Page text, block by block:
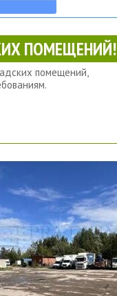
ПОМЕЩЕНИЙ!
помещений,